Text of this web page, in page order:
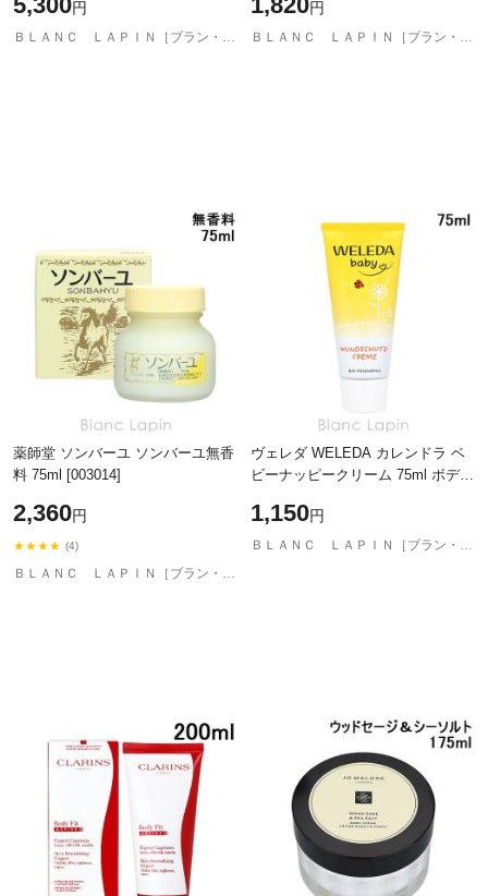
円
ＢＬＡＮＣ ＬＡＰＩＮ［ブラン・ラパン］
円
ＢＬＡＮＣ ＬＡＰＩＮ［ブラン・ラパン］
薬師堂 ソンバーユ ソンバーユ無香
料 75ml [003014]
2,360円
★★★★ (4)
ＢＬＡＮＣ ＬＡＰＩＮ［ブラン・ラパン］
ヴェレダ WELEDA カレンドラ ベ
ビーナッピークリーム 75ml ボディ
[057403/523165/153259/098311]
1,150円
ＢＬＡＮＣ ＬＡＰＩＮ［ブラン・ラパン］